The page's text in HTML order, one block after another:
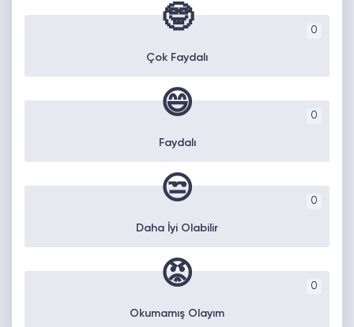
0
🤓
Çok Faydalı
0
😄
Faydalı
0
😒
Daha İyi Olabilir
0
😡
Okumamış Olayım